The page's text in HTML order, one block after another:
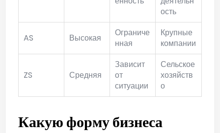
ость
AS Высокая
Ограниче
нная
Крупные
компании
ZS Средняя
Зависит
от
ситуации
Сельское
хозяйств
о
Какую форму бизнеса